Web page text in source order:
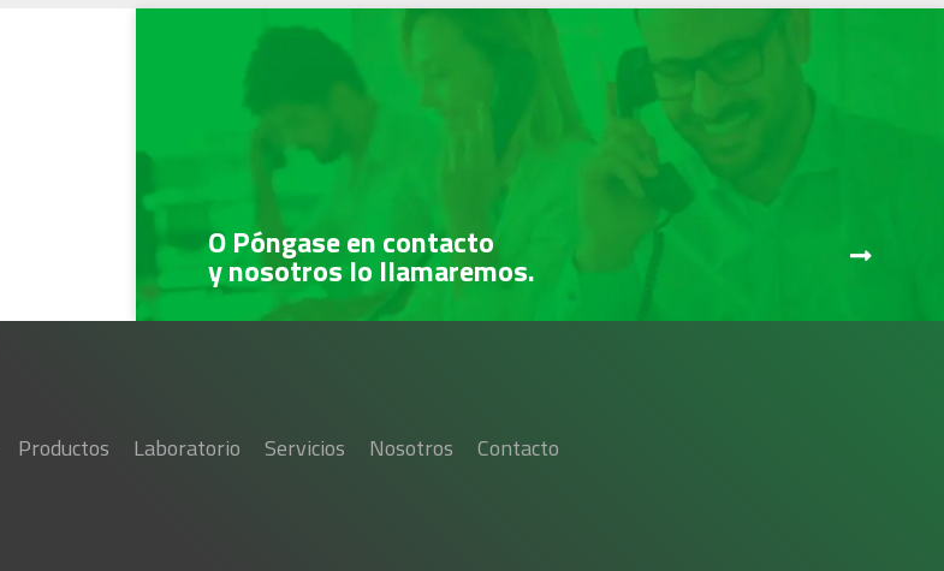
O Póngase en contacto
y nosotros lo llamaremos.
Productos Laboratorio Servicios Nosotros Contacto